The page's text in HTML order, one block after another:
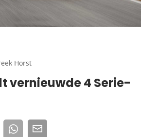
vernieuwde 4 Serie-
Horst